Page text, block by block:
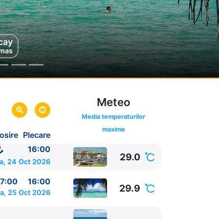
Mare
SUA
SUA
Plecare
Meteo
Media temperaturilor
maxime
16:00
24 Oct 2026 29.0
16:00
25 Oct 2026 29.9